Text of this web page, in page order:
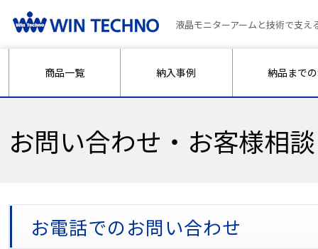
液晶モニターアームと技術で支
商品一覧 納入事例 納品まで
お問い合わせ・お客様相
お電話でのお問い合わせ